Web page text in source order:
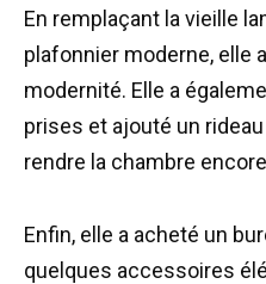
En remplaçant la vieille
plafonnier moderne, elle
modernité. Elle a
prises et ajouté un
rendre la chambre
Enfin, elle a acheté un
quelques accessoires